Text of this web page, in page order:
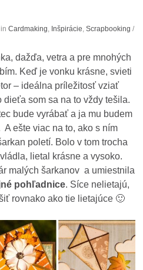
inCardmaking Inšpirácie ,Scrapbooking /
dažďa, vetra a pre mnohých
Keď je vonku krásne, svieti
– ideálna príležitosť vziať
dieťa som sa na to vždy tešila.
bude vyrábať a ja mu budem
A ešte viac na to, ako s ním
poletí. Bolo v tom trocha
lietal krásne a vysoko.
malých šarkanov a umiestnila
pohľadnice. Síce nelietajú,
rovnako ako tie lietajúce 🙂